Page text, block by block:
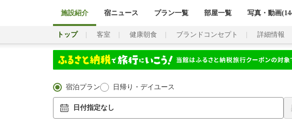
施設紹介 宿ニュース プラン一覧 部屋一覧 写真・動画
トップ 客室 健康朝食 ブランドコンセプト 詳細情報
宿泊プラン 日帰り・デイユース
日付指定なし